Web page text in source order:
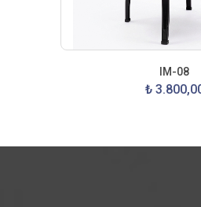
IM-08
₺